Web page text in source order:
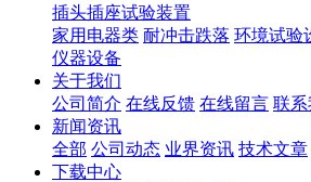
插头插座试验装置
家用电器类 耐冲击跌落 环境试验
仪器设备
关于我们
公司简介 在线反馈 在线留言 联系
新闻资讯
全部 公司动态 业界资讯 技术文章
下载中心